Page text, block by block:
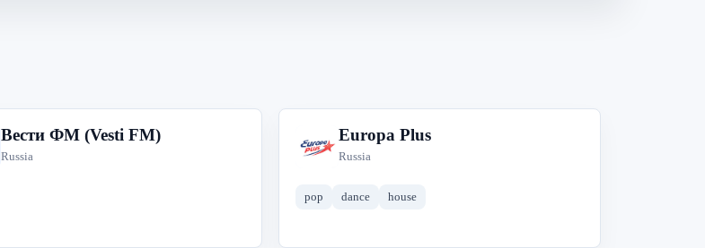
Вести ФМ (Vesti FM)
Russia
E
Europa Plus
Russia
pop dance house